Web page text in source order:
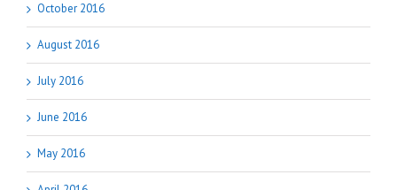
October 2016
August 2016
July 2016
June 2016
May 2016